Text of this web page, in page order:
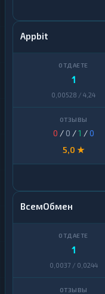
Appbit
1
0,00528 / 4,24
0 / 0 /1 /0
5,0 ★
ВсемОбмен
1
0,0037 / 0,0244